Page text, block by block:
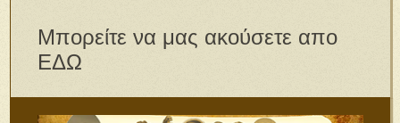
Μπορείτε να μας ακούσετε απο
ΕΔΩ